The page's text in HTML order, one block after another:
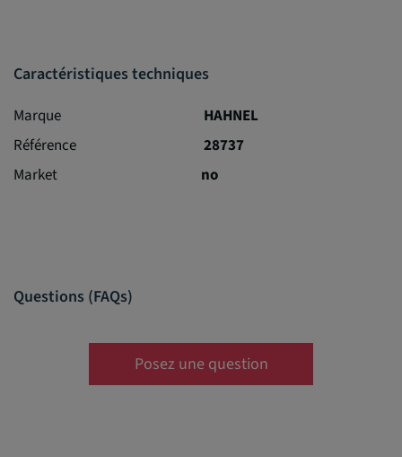
Caractéristiques techniques
Marque
HAHNEL
Référence
28737
Market
no
Questions (FAQs)
Posez une question